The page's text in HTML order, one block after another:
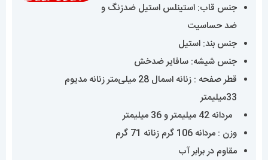
جنس قاب: استینلس استیل ضدزنگ و
ضد حساسیت
جنس بند: استیل
جنس شیشه: سافایر ضدخش
قطر صفحه : زنانه اسمال 28 میلی‌متر زنانه مدیوم
33میلیمتر
مردانه 42 میلیمتر و 36 میلیمتر
وزن : مردانه 106 گرم زنانه 71 گرم
مقاوم در برابر آب